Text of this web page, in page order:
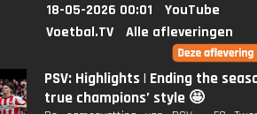
18-05-2026 00:01
YouTube
Voetbal.TV
Alle afleveringen
PSV: Highlights | Ending the
true champions’ style 🤩